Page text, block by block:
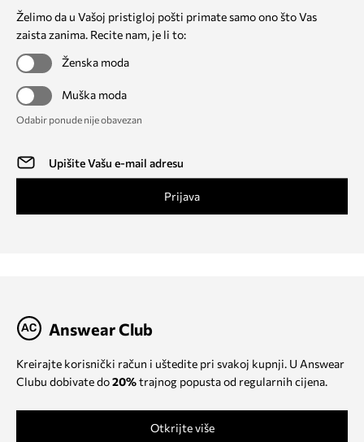
Želimo da u Vašoj pristigloj pošti primate samo ono što Vas
zaista zanima. Recite nam, je li to:
Ženska moda
Muška moda
Odabir ponude nije obavezan
Prijava
Answear Club
Kreirajte korisnički račun i uštedite pri svakoj kupnji. U Answear
Clubu dobivate do20%trajnog popusta od regularnih cijena.
Otkrijte više